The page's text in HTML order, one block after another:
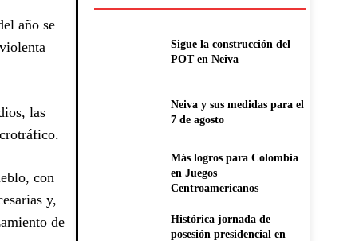
año se
las
con
y,
de
Sigue la construcción del
POT en Neiva
Neiva y sus medidas para el
7 de agosto
Más logros para Colombia
en Juegos
Centroamericanos
Histórica jornada de
posesión presidencial en